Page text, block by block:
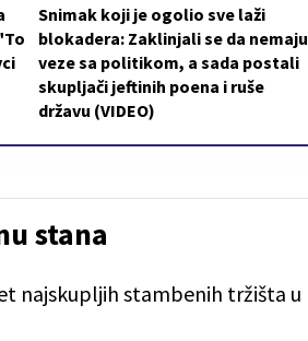
Snimak koji je ogolio sve laži
blokadera: Zaklinjali se da nemaju
veze sa politikom, a sada postali
skupljači jeftinih poena i ruše
državu (VIDEO)
stana
najskupljih stambenih tržišta u